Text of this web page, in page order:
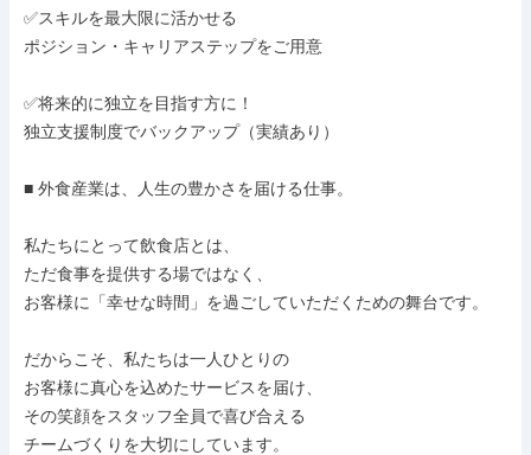
✅スキルを最大限に活かせる
ポジション・キャリアステップをご用意
✅将来的に独立を目指す方に！
独立支援制度でバックアップ（実績あり）
■ 外食産業は、人生の豊かさを届ける仕事。
私たちにとって飲食店とは、
ただ食事を提供する場ではなく、
お客様に「幸せな時間」を過ごしていただくための舞台です。
だからこそ、私たちは一人ひとりの
お客様に真心を込めたサービスを届け、
その笑顔をスタッフ全員で喜び合える
チームづくりを大切にしています。